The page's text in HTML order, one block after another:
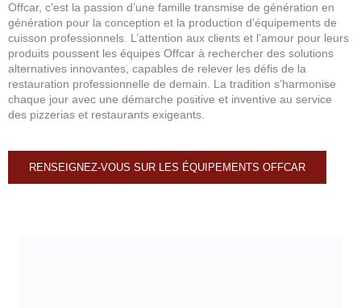
Offcar, c’est la passion d’une famille transmise de génération en
génération pour la conception et la production d’équipements de
cuisson professionnels. L’attention aux clients et l’amour pour leurs
produits poussent les équipes Offcar à rechercher des solutions
alternatives innovantes, capables de relever les défis de la
restauration professionnelle de demain. La tradition s’harmonise
chaque jour avec une démarche positive et inventive au service
des pizzerias et restaurants exigeants.
RENSEIGNEZ-VOUS SUR LES ÉQUIPEMENTS OFFCAR